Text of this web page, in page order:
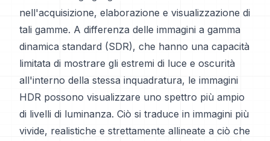
nell'acquisizione, elaborazione e visualizzazione di
tali gamme. A differenza delle immagini a gamma
dinamica standard (SDR), che hanno una capacità
limitata di mostrare gli estremi di luce e oscurità
all'interno della stessa inquadratura, le immagini
HDR possono visualizzare uno spettro più ampio
di livelli di luminanza. Ciò si traduce in immagini più
vivide, realistiche e strettamente allineate a ciò che